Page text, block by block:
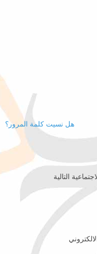
هل نسيت كلمة المرور؟
التالية